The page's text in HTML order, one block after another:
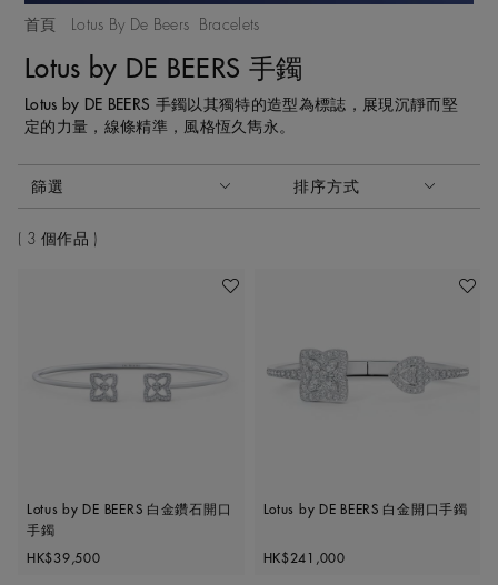
首頁 Lotus By De Beers Bracelets
Lotus by DE BEERS 手鐲
Lotus by DE BEERS 手鐲以其獨特的造型為標誌，展現沉靜而堅
定的力量，線條精準，風格恆久雋永。
篩選 排序方式
排序方式
3 個作品
加入喜愛清單
Lotus by DE BEERS 白金鑽石開口
手鐲
Original price
HK$39,500
加入喜
Lotus by DE BEERS 白金開口手鐲
Original price
HK$241,000